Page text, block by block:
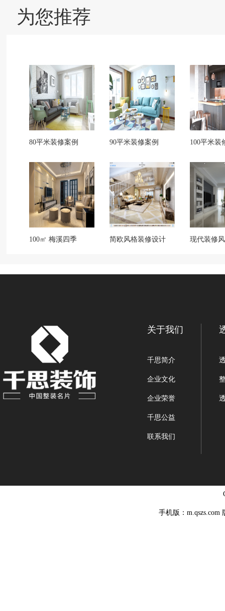
为您推荐
80平米装修案例 90平米装修案例 100平米装
100㎡ 梅溪四季 简欧风格装修设计 现代装修
关于我们
千思简介
企业文化
企业荣誉
千思公益
联系我们
手机版：m.qszs.com